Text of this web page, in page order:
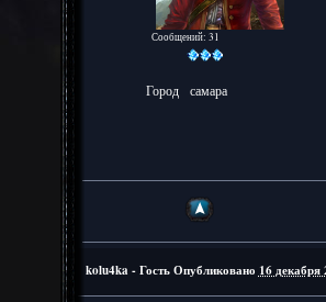
Сообщений: 31
Город самара
kolu4ka - ГостьОпубликовано 16